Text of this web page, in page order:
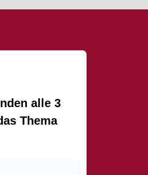
alle 3
Thema